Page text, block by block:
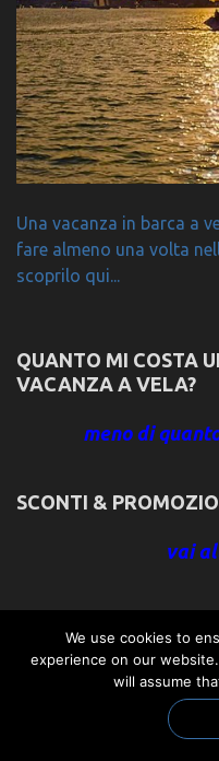
Una vacanza in barca a
fare almeno una volta
scoprilo qui...
QUANTO MI COSTA
VACANZA A VELA?
meno di
SCONTI &
vai
non ci
OFFERTE SPECIALI &
We use cookies to
experience on our
will assume